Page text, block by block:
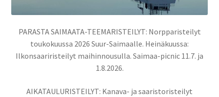
PARASTA SAIMAATA-TEEMARISTEILYT: Norpparisteilyt
toukokuussa 2026 Suur-Saimaalle. Heinäkuussa:
Ilkonsaariristeilyt maihinnousulla. Saimaa-picnic 11.7. ja
1.8.2026.
AIKATAULURISTEILYT: Kanava- ja saaristoristeilyt